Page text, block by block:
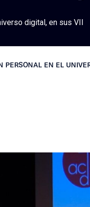
digital, en sus VII
EN EL